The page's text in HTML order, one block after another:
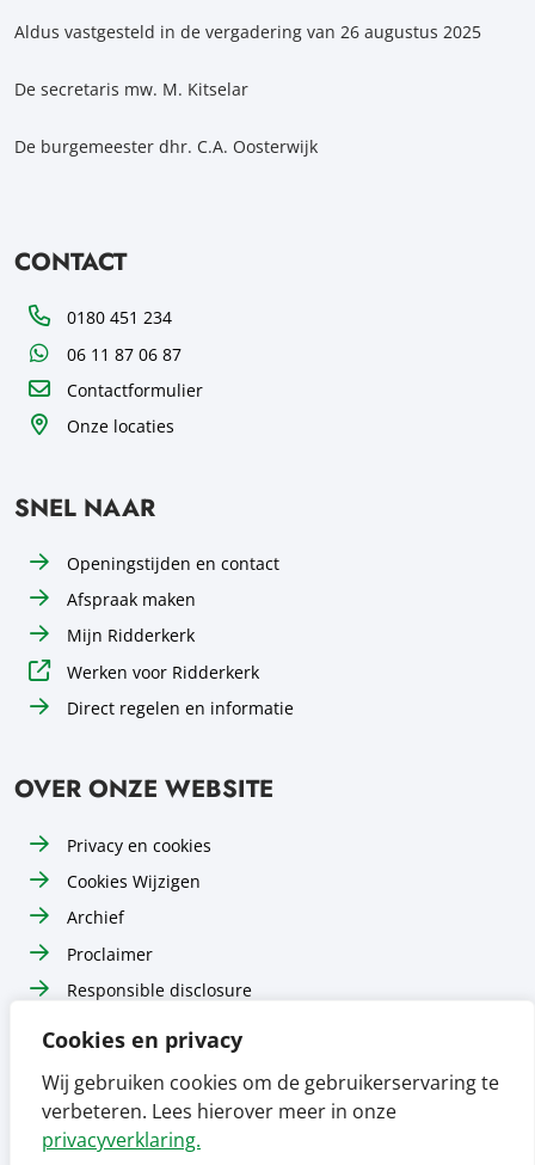
Cookies en privacy
Wij gebruiken cookies om de gebruikerservaring te
verbeteren. Lees hierover meer in onze
privacyverklaring.
Aldus vastgesteld in de vergadering van 26 augustus 2025
De secretaris mw. M. Kitselar
De burgemeester dhr. C.A. Oosterwijk
CONTACT
Telefoon0180 451 234
WhatsApp06 11 87 06 87
Contactformulier
Onze locaties
SNEL NAAR
Openingstijden en contact
Afspraak maken
Mijn Ridderkerk
Werken voor Ridderkerk
Direct regelen en informatie
OVER ONZE WEBSITE
Privacy en cookies
Cookies Wijzigen
Archief
Proclaimer
Responsible disclosure
Toegankelijkheid
Volg ons op
Instagram Volg ons op
LinkedIn